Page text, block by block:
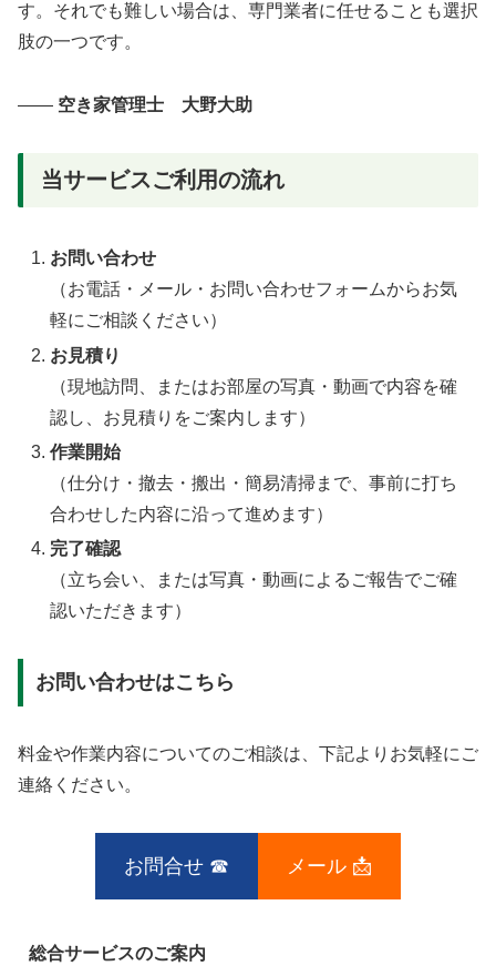
す。それでも難しい場合は、専門業者に任せることも選択
肢の一つです。
―― 空き家管理士 大野大助
当サービスご利用の流れ
お問い合わせ
（お電話・メール・お問い合わせフォームからお気
軽にご相談ください）
お見積り
（現地訪問、またはお部屋の写真・動画で内容を確
認し、お見積りをご案内します）
作業開始
（仕分け・撤去・搬出・簡易清掃まで、事前に打ち
合わせした内容に沿って進めます）
完了確認
（立ち会い、または写真・動画によるご報告でご確
認いただきます）
お問い合わせはこちら
料金や作業内容についてのご相談は、下記よりお気軽にご
連絡ください。
お問合せ ☎ メール 📩
総合サービスのご案内